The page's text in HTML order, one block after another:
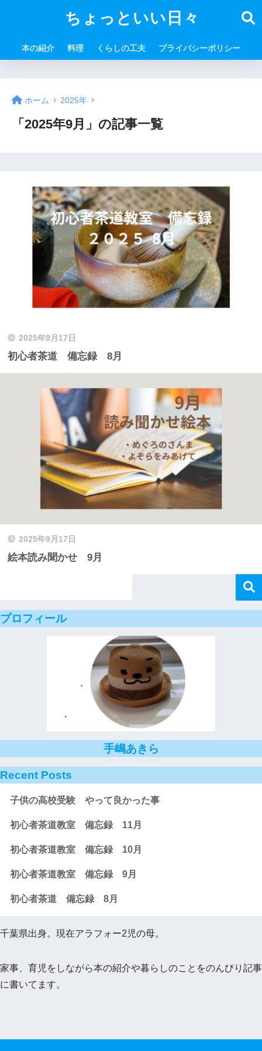
ちょっといい日々
本の紹介 料理 くらしの工夫 プライバシーポリシー
ホーム 2025年
「2025年9月」の記事一覧
2025年9月17日
初心者茶道 備忘録 8月
2025年9月17日
絵本読み聞かせ 9月
プロフィール
手嶋あきら
Recent Posts
子供の高校受験 やって良かった事
初心者茶道教室 備忘録 11月
初心者茶道教室 備忘録 10月
初心者茶道教室 備忘録 9月
初心者茶道 備忘録 8月
千葉県出身。現在アラフォー2児の母。
家事、育児をしながら本の紹介や暮らしのことをのんびり記事
に書いてます。